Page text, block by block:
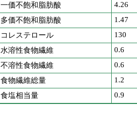
一価不飽和脂肪酸
4.26
多価不飽和脂肪酸
1.47
コレステロール
130
水溶性食物繊維
0.6
不溶性食物繊維
0.6
食物繊維総量
1.2
食塩相当量
0.9